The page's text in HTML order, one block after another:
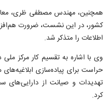
همچنین، مهندس مصطفی ظری، معاون
کشور، در این نشست، ضرورت
اطلاعات را متذکر شد.
وی با اشاره به تقسیم کار مرکز
حراست برای پیاده‌سازی ابلاغیه‌های
تهدیدات و صیانت از دارایی‌های
کرد.